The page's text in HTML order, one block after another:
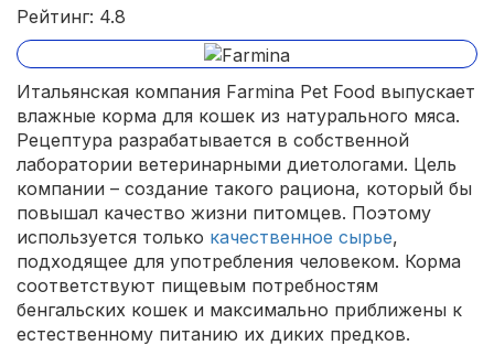
Рейтинг: 4.8
Итальянская компания Farmina Pet Food выпускает
влажные корма для кошек из натурального мяса.
Рецептура разрабатывается в собственной
лаборатории ветеринарными диетологами. Цель
компании – создание такого рациона, который бы
повышал качество жизни питомцев. Поэтому
используется только качественное сырье,
подходящее для употребления человеком. Корма
соответствуют пищевым потребностям
бенгальских кошек и максимально приближены к
естественному питанию их диких предков.